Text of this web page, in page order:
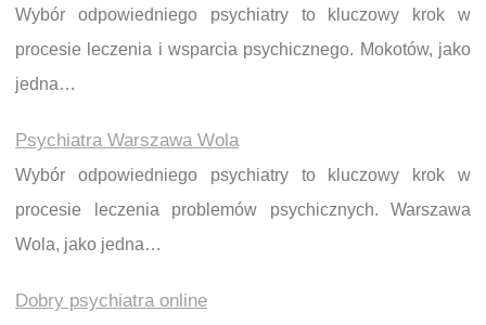
Wybór odpowiedniego psychiatry to kluczowy krok w
procesie leczenia i wsparcia psychicznego. Mokotów, jako
jedna…
Psychiatra Warszawa Wola
Wybór odpowiedniego psychiatry to kluczowy krok w
procesie leczenia problemów psychicznych. Warszawa
Wola, jako jedna…
Dobry psychiatra online